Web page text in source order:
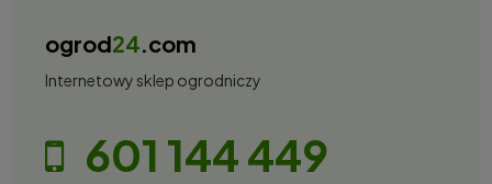
ogrod24.com
Internetowy sklep ogrodniczy
601 144 449